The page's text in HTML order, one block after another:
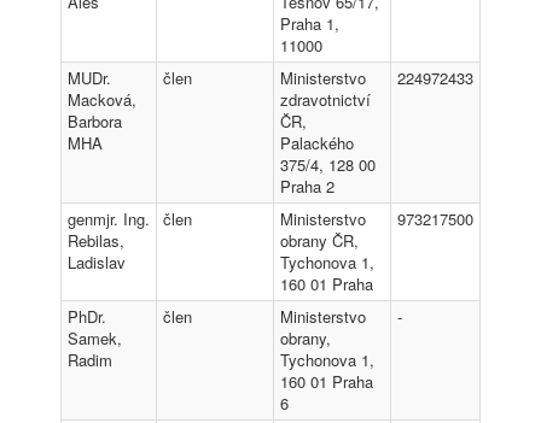
Praha 1,
11000
MUDr.
Macková,
Barbora
MHA
člen
Ministerstvo
zdravotnictví
ČR,
Palackého
375/4, 128 00
Praha 2
224972433
genmjr. Ing.
Rebilas,
Ladislav
člen
Ministerstvo
obrany ČR,
Tychonova 1,
160 01 Praha
973217500
PhDr.
Samek,
Radim
člen
Ministerstvo
obrany,
Tychonova 1,
160 01 Praha
6
-